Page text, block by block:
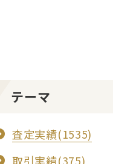
テーマ
査定実績(1535)
取引実績(375)